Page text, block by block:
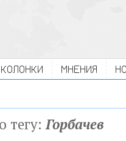
КОЛОНКИ МНЕНИЯ
тегу:Горбачев